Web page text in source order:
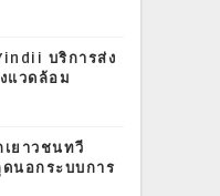
บริการส่ง
แวดล้อม
ยาวชนทวี
นอกระบบการ